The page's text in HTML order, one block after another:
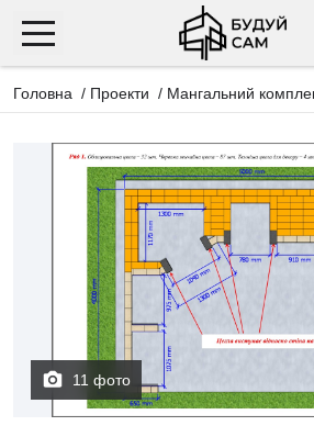
Головна / Проекти / Мангальний
11 фото